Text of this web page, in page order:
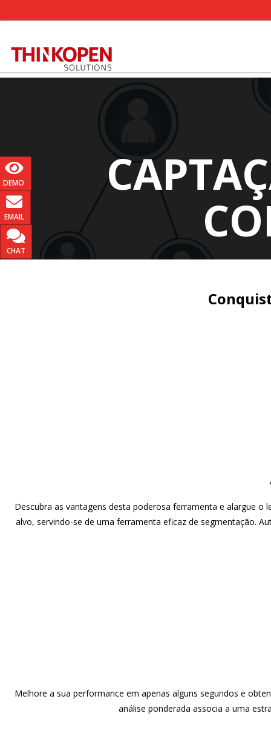
DEMO
EMAIL
CHAT
de
Descubra as vantagens desta poderosa ferramenta e alargue
alvo, servindo-se de uma ferramenta eficaz de segmentação.
Melhore a sua performance em apenas alguns segundos e
análise ponderada associa a uma